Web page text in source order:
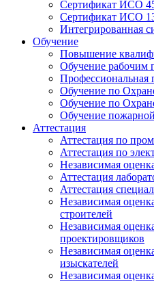
Сертификат ИСО
Сертификат ИСО
Интегрированная
Обучение
Повышение
Обучение рабочим
Профессиональная
Обучение по
Обучение по
Обучение
Аттестация
Аттестация по
Аттестация по
Независимая
Аттестация
Аттестация
Независимая
строителей
Независимая
проектировщиков
Независимая
изыскателей
Независимая